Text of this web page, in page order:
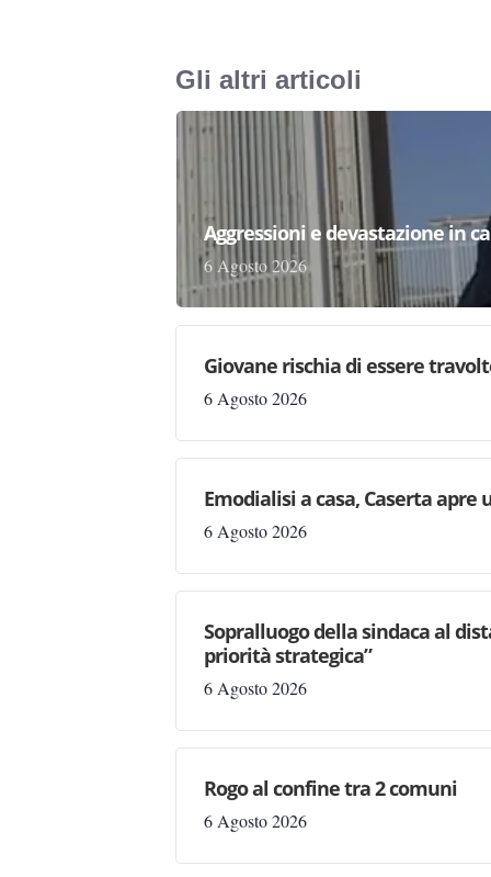
Gli altri articoli
Aggressioni e devastazione in
6 Agosto 2026
Giovane rischia di essere
6 Agosto 2026
Emodialisi a casa, Caserta apre
6 Agosto 2026
Sopralluogo della sindaca al
priorità strategica”
6 Agosto 2026
Rogo al confine tra 2 comuni
6 Agosto 2026